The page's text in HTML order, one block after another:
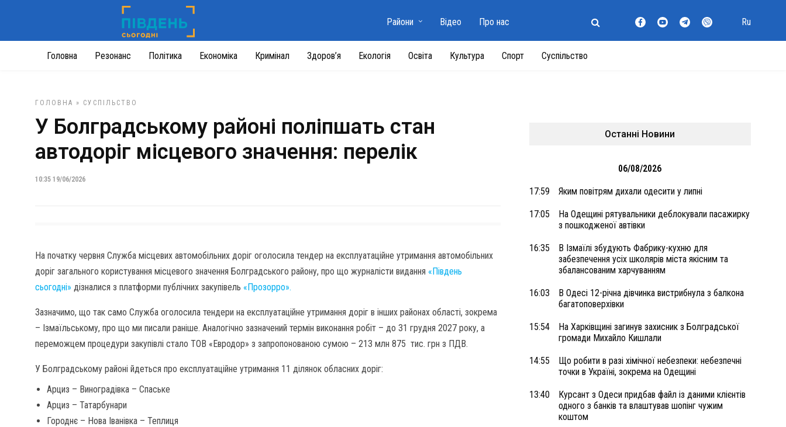
Головна Резонанс Політика Економіка Кримінал Здоров’я Екологія Освіта Культура Спорт Суспільство
Райони Відео Про нас Ru
ГОЛОВНА » СУСПІЛЬСТВО
У Болградському районі поліпшать стан
автодоріг місцевого значення: перелік
10:35 19/06/2026
На початку червня Служба місцевих автомобільних доріг оголосила тендер на експлуатаційне утримання автомобільних
доріг загального користування місцевого значення Болградського району, про що журналісти видання «Південь
сьогодні» дізналися з платформи публічних закупівель «Прозорро».
Зазначимо, що так само Служба оголосила тендери на експлуатаційне утримання доріг в інших районах області, зокрема
– Ізмаїльському, про що ми писали раніше. Аналогічно зазначений термін виконання робіт – до 31 грудня 2027 року, а
переможцем процедури закупівлі стало ТОВ «Евродор» з запропонованою сумою – 213 млн 875 тис. грн з ПДВ.
У Болградському районі йдеться про експлуатаційне утримання 11 ділянок обласних доріг:
Арциз – Виноградівка – Спаське
Арциз – Татарбунари
Городнє – Нова Іванівка – Теплиця
Останні Новини
06/08/2026
17:59 Яким повітрям дихали одесити у липні
17:05
На Одещині рятувальники деблокували пасажирку
з пошкодженої автівки
16:35
В Ізмаїлі збудують Фабрику-кухню для
забезпечення усіх школярів міста якісним та
збалансованим харчуванням
16:03
В Одесі 12-річна дівчинка вистрибнула з балкона
багатоповерхівки
15:54
На Харківщині загинув захисник з Болградської
громади Михайло Кишлали
14:55
Що робити в разі хімічної небезпеки: небезпечні
точки в Україні, зокрема на Одещині
13:40
Курсант з Одеси придбав файл із даними клієнтів
одного з банків та влаштував шопінг чужим
коштом